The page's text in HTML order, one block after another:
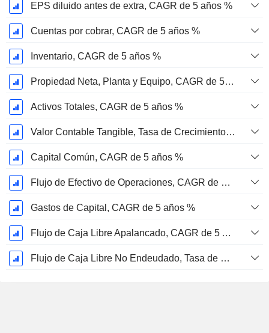
EPS diluido antes de extra, CAGR de 5 años %
Cuentas por cobrar, CAGR de 5 años %
Inventario, CAGR de 5 años %
Propiedad Neta, Planta y Equipo, CAGR de 5 años %
Activos Totales, CAGR de 5 años %
Valor Contable Tangible, Tasa de Crecimiento Anual Compuesta de 5 Años %
Capital Común, CAGR de 5 años %
Flujo de Efectivo de Operaciones, CAGR de 5 Años %
Gastos de Capital, CAGR de 5 años %
Flujo de Caja Libre Apalancado, CAGR de 5 Años %
Flujo de Caja Libre No Endeudado, Tasa de Crecimiento Anual Compuesto de 5 Años %